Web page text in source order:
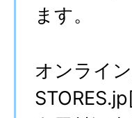
ます。
オンライ